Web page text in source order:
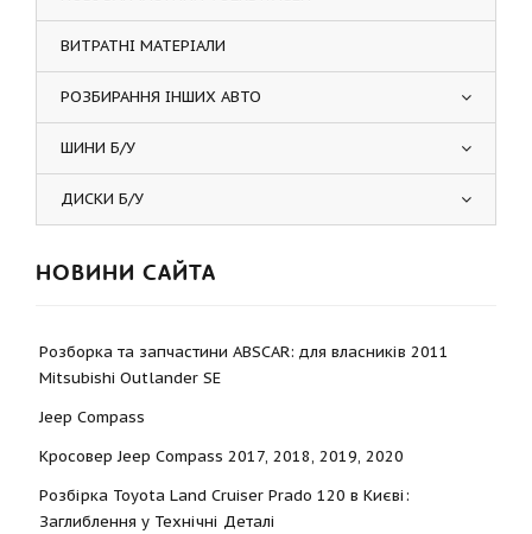
ВИТРАТНІ МАТЕРІАЛИ
РОЗБИРАННЯ ІНШИХ АВТО
ШИНИ Б/У
ДИСКИ Б/У
НОВИНИ САЙТА
Розборка та запчастини ABSCAR: для власників 2011
Mitsubishi Outlander SE
Jeep Compass
Кросовер Jeep Compass 2017, 2018, 2019, 2020
Розбірка Toyota Land Cruiser Prado 120 в Києві:
Заглиблення у Технічні Деталі